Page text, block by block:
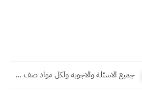
جميع الاسئلة والاجوبه ولكل مواد صف السادس الادبي وزاري دور...